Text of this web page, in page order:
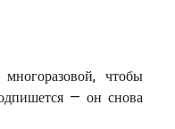
чтобы
— он снова